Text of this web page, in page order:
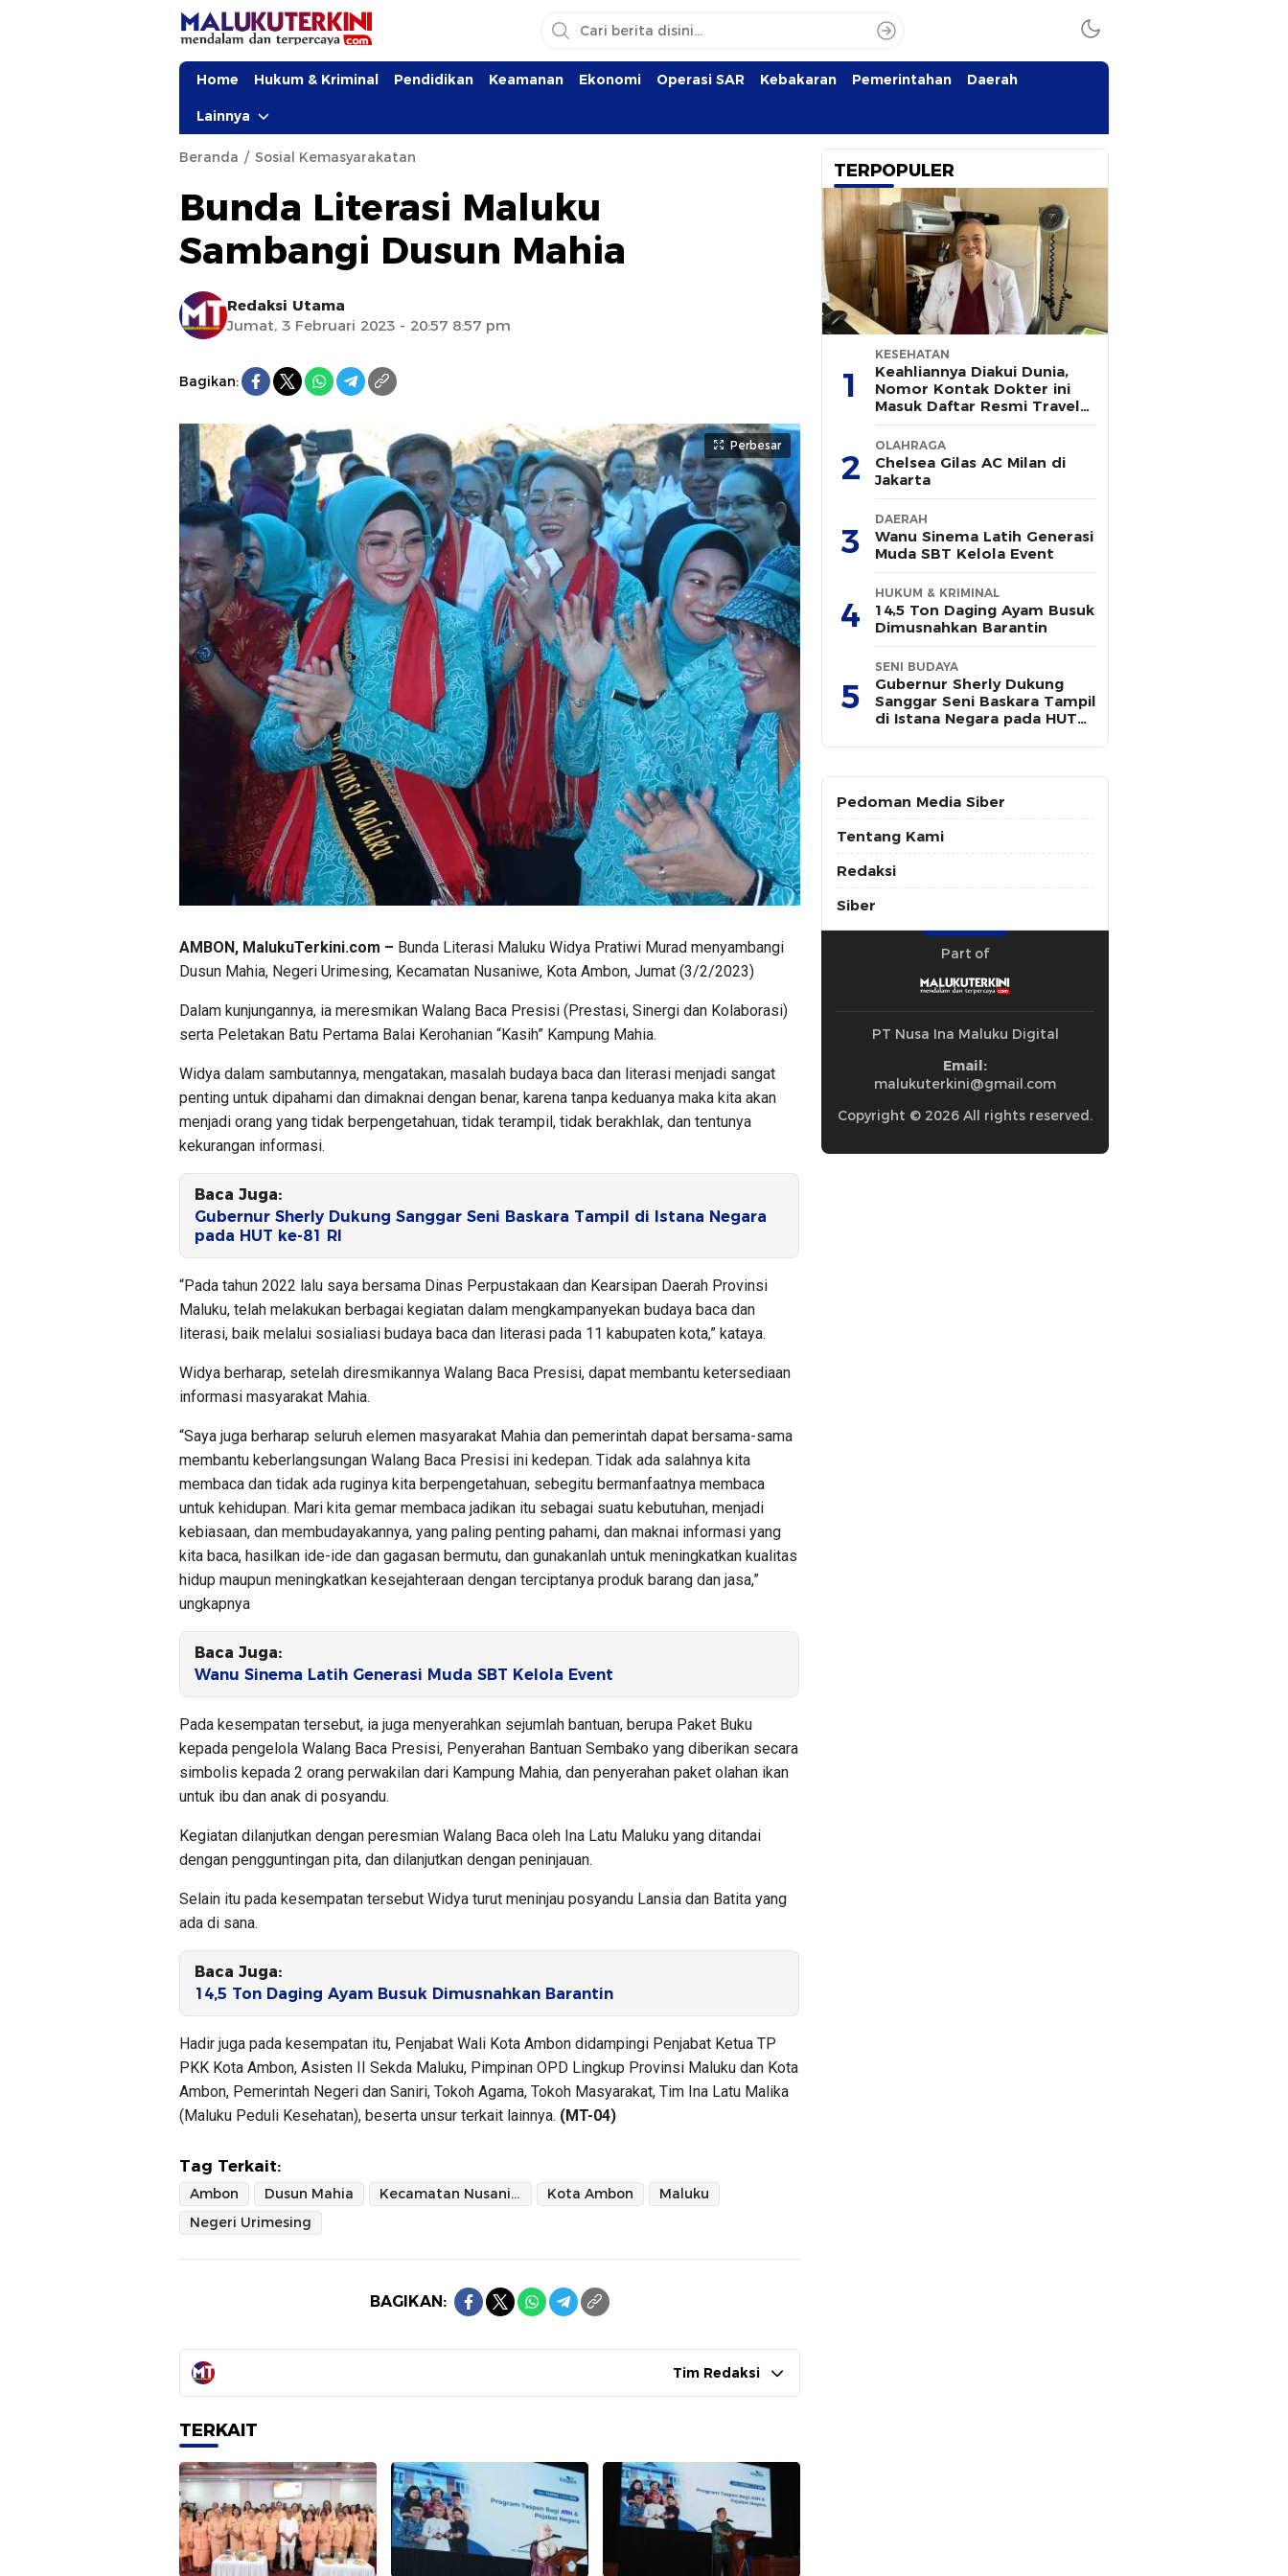
Home Hukum & Kriminal Pendidikan Keamanan Ekonomi Operasi SAR Kebakaran Pemerintahan Daerah
Lainnya
Beranda Sosial Kemasyarakatan
Bunda Literasi Maluku
Sambangi Dusun Mahia
Redaksi Utama
Jumat, 3 Februari 2023 - 20:57 8:57 pm
Bagikan:
Perbesar
AMBON, MalukuTerkini.com – Bunda Literasi Maluku Widya Pratiwi Murad menyambangi
Dusun Mahia, Negeri Urimesing, Kecamatan Nusaniwe, Kota Ambon, Jumat (3/2/2023)
Dalam kunjungannya, ia meresmikan Walang Baca Presisi (Prestasi, Sinergi dan Kolaborasi)
serta Peletakan Batu Pertama Balai Kerohanian “Kasih” Kampung Mahia.
Widya dalam sambutannya, mengatakan, masalah budaya baca dan literasi menjadi sangat
penting untuk dipahami dan dimaknai dengan benar, karena tanpa keduanya maka kita akan
menjadi orang yang tidak berpengetahuan, tidak terampil, tidak berakhlak, dan tentunya
kekurangan informasi.
Baca Juga:
Gubernur Sherly Dukung Sanggar Seni Baskara Tampil di Istana Negara
pada HUT ke-81 RI
“Pada tahun 2022 lalu saya bersama Dinas Perpustakaan dan Kearsipan Daerah Provinsi
Maluku, telah melakukan berbagai kegiatan dalam mengkampanyekan budaya baca dan
literasi, baik melalui sosialiasi budaya baca dan literasi pada 11 kabupaten kota,” kataya.
Widya berharap, setelah diresmikannya Walang Baca Presisi, dapat membantu ketersediaan
informasi masyarakat Mahia.
“Saya juga berharap seluruh elemen masyarakat Mahia dan pemerintah dapat bersama-sama
membantu keberlangsungan Walang Baca Presisi ini kedepan. Tidak ada salahnya kita
membaca dan tidak ada ruginya kita berpengetahuan, sebegitu bermanfaatnya membaca
untuk kehidupan. Mari kita gemar membaca jadikan itu sebagai suatu kebutuhan, menjadi
kebiasaan, dan membudayakannya, yang paling penting pahami, dan maknai informasi yang
kita baca, hasilkan ide-ide dan gagasan bermutu, dan gunakanlah untuk meningkatkan kualitas
hidup maupun meningkatkan kesejahteraan dengan terciptanya produk barang dan jasa,”
ungkapnya
Baca Juga:
Wanu Sinema Latih Generasi Muda SBT Kelola Event
Pada kesempatan tersebut, ia juga menyerahkan sejumlah bantuan, berupa Paket Buku
kepada pengelola Walang Baca Presisi, Penyerahan Bantuan Sembako yang diberikan secara
simbolis kepada 2 orang perwakilan dari Kampung Mahia, dan penyerahan paket olahan ikan
untuk ibu dan anak di posyandu.
Kegiatan dilanjutkan dengan peresmian Walang Baca oleh Ina Latu Maluku yang ditandai
dengan pengguntingan pita, dan dilanjutkan dengan peninjauan.
Selain itu pada kesempatan tersebut Widya turut meninjau posyandu Lansia dan Batita yang
ada di sana.
Baca Juga:
14,5 Ton Daging Ayam Busuk Dimusnahkan Barantin
Hadir juga pada kesempatan itu, Penjabat Wali Kota Ambon didampingi Penjabat Ketua TP
PKK Kota Ambon, Asisten II Sekda Maluku, Pimpinan OPD Lingkup Provinsi Maluku dan Kota
Ambon, Pemerintah Negeri dan Saniri, Tokoh Agama, Tokoh Masyarakat, Tim Ina Latu Malika
(Maluku Peduli Kesehatan), beserta unsur terkait lainnya. (MT-04)
Tag Terkait:
Ambon Dusun Mahia Kecamatan Nusaniwe Kota Ambon
Maluku
Negeri Urimesing
BAGIKAN:
Tim Redaksi
TERKAIT
TERPOPULER
1
KESEHATAN
Keahliannya Diakui Dunia,
Nomor Kontak Dokter ini
Masuk Daftar Resmi Travel
Agent Eropa
2
OLAHRAGA
Chelsea Gilas AC Milan di
Jakarta
3
DAERAH
Wanu Sinema Latih Generasi
Muda SBT Kelola Event
4
HUKUM & KRIMINAL
14,5 Ton Daging Ayam Busuk
Dimusnahkan Barantin
5
SENI BUDAYA
Gubernur Sherly Dukung
Sanggar Seni Baskara Tampil
di Istana Negara pada HUT
Pedoman Media Siber
Tentang Kami
Redaksi
Siber
Part of
PT Nusa Ina Maluku Digital
Email:
malukuterkini@gmail.com
Copyright © 2026 All rights reserved.